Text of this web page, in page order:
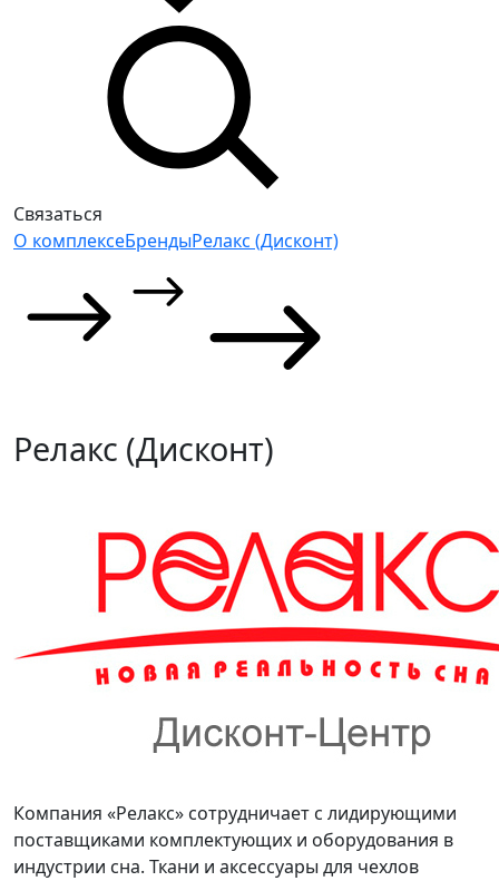
Связаться
О комплексеБрендыРелакс (Дисконт)
Релакс (Дисконт)
Компания «Релакс» сотрудничает с лидирующими
поставщиками комплектующих и оборудования в
индустрии сна. Ткани и аксессуары для чехлов